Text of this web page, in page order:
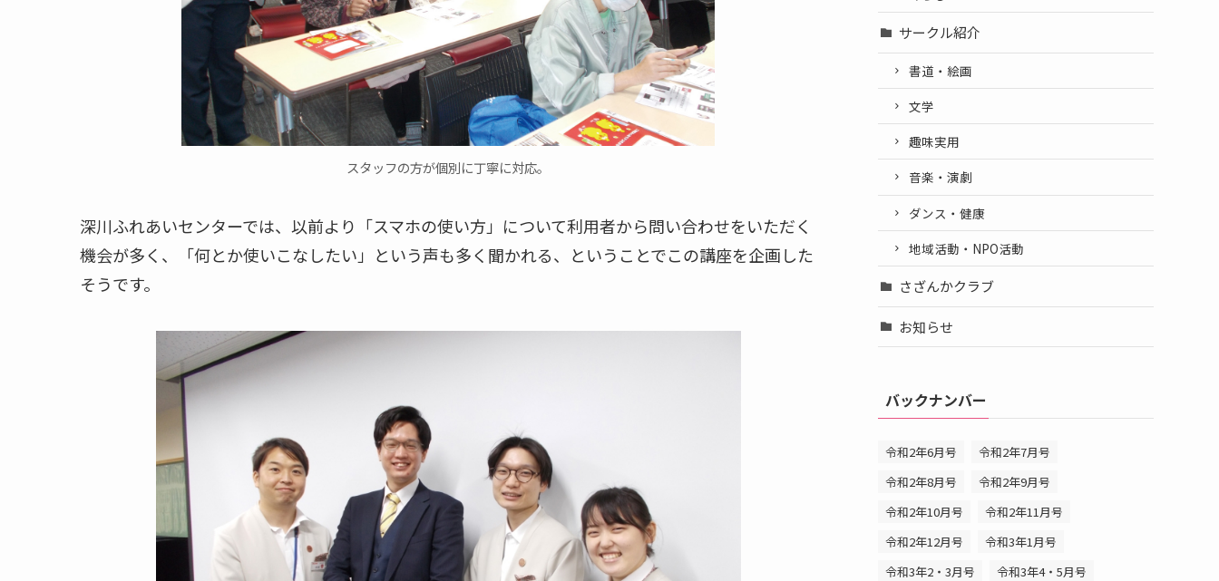
スタッフの方が個別に丁寧に対応。
深川ふれあいセンターでは、以前より「スマホの使い方」について利用者から問い合わせをいただく
機会が多く、「何とか使いこなしたい」という声も多く聞かれる、ということでこの講座を企画した
そうです。
サークル紹介
書道・絵画
文学
趣味実用
音楽・演劇
ダンス・健康
地域活動・NPO活動
さざんかクラブ
お知らせ
バックナンバー
令和2年6月号
令和2年7月号
令和2年8月号
令和2年9月号
令和2年10月号
令和2年11月号
令和2年12月号
令和3年1月号
令和3年2・3月号
令和3年4・5月号